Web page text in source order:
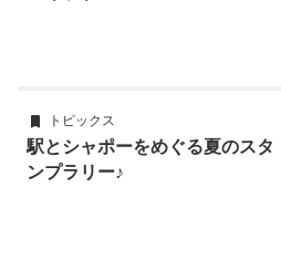
トピックス
駅とシャポーをめぐる夏のスタ
ンプラリー♪